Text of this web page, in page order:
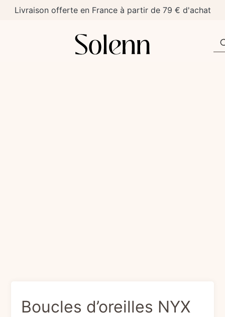
Livraison offerte en France à partir de 79 € d'achat
Boucles d’oreilles NYX